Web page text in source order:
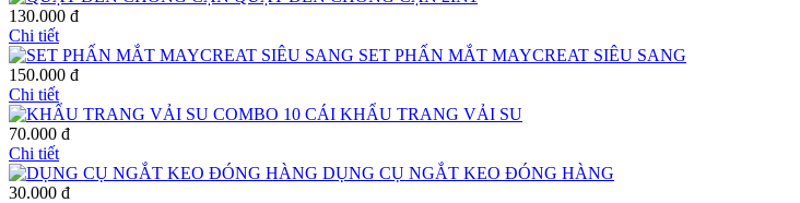
130.000 đ
Chi tiết
SET PHẤN MẮT MAYCREAT SIÊU SANG
150.000 đ
Chi tiết
COMBO 10 CÁI KHẨU TRANG VẢI SU
70.000 đ
Chi tiết
DỤNG CỤ NGẮT KEO ĐÓNG HÀNG
30.000 đ